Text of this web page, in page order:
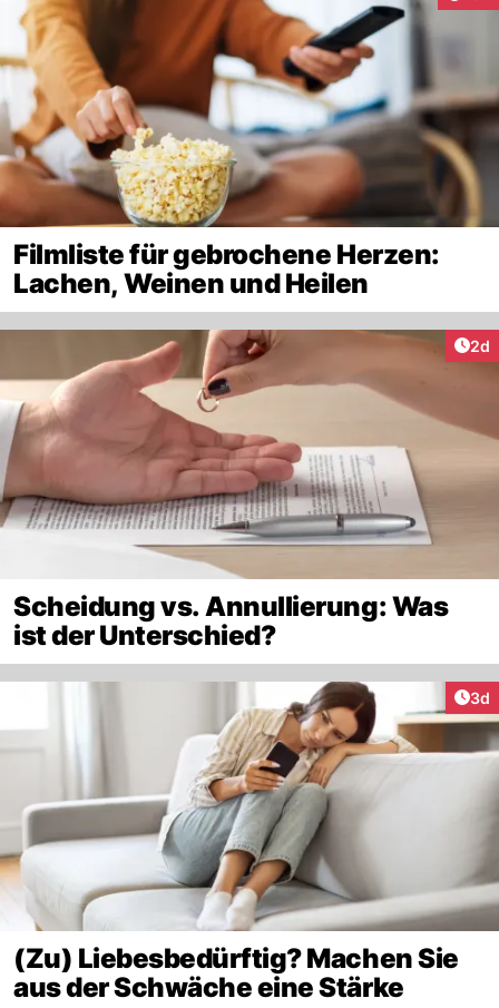
Filmliste für gebrochene Herzen:
Lachen, Weinen und Heilen
2d
Scheidung vs. Annullierung: Was
ist der Unterschied?
3d
(Zu) Liebesbedürftig? Machen Sie
aus der Schwäche eine Stärke